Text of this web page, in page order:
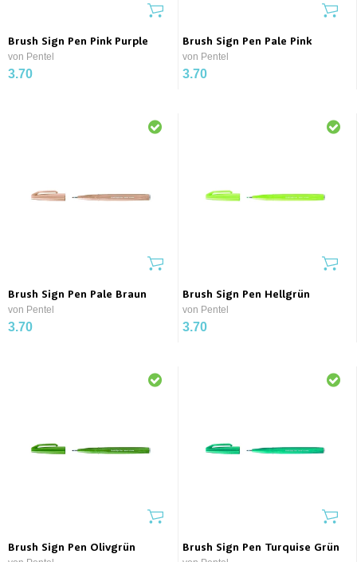
Brush Sign Pen Pink Purple
von Pentel
3.70
Brush Sign Pen Pale Pink
von Pentel
3.70
Brush Sign Pen Pale Braun
von Pentel
3.70
Brush Sign Pen Hellgrün
von Pentel
3.70
Brush Sign Pen Olivgrün
Brush Sign Pen Turquise Grün